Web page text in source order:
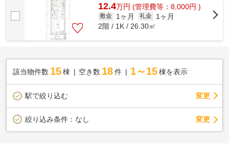
12.4万円 (管理費等：8,000円 )
敷金 1ヶ月 礼金
1ヶ月
2階 / 1K / 26.30㎡
該当物件数 15棟 空き数 18 件 1～15 棟を表示
駅で絞り込む 変更
絞り込み条件： なし 変更